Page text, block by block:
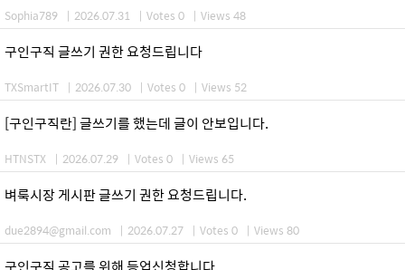
Sophia789 | 2026.07.31 | Votes 0 | Views 48
구인구직 글쓰기 권한 요청드립니다
TXSmartIT | 2026.07.30 | Votes 0 | Views 52
[구인구직란] 글쓰기를 했는데 글이 안보입니다.
HTNSTX | 2026.07.29 | Votes 0 | Views 65
벼룩시장 게시판 글쓰기 권한 요청드립니다.
due2894@gmail.com | 2026.07.27 | Votes 0 | Views 80
구인구직 공고를 위해 등업신청합니다.